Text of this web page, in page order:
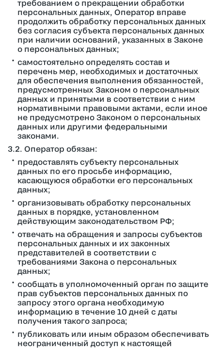
требованием о прекращении обработки
персональных данных, Оператор вправе
продолжить обработку персональных данных
без согласия субъекта персональных данных
при наличии оснований, указанных в Законе
о персональных данных;
самостоятельно определять состав и
перечень мер, необходимых и достаточных
для обеспечения выполнения обязанностей,
предусмотренных Законом о персональных
данных и принятыми в соответствии с ним
нормативными правовыми актами, если иное
не предусмотрено Законом о персональных
данных или другими федеральными
законами.
3.2. Оператор обязан:
предоставлять субъекту персональных
данных по его просьбе информацию,
касающуюся обработки его персональных
данных;
организовывать обработку персональных
данных в порядке, установленном
действующим законодательством РФ;
отвечать на обращения и запросы субъектов
персональных данных и их законных
представителей в соответствии с
требованиями Закона о персональных
данных;
сообщать в уполномоченный орган по защите
прав субъектов персональных данных по
запросу этого органа необходимую
информацию в течение 10 дней с даты
получения такого запроса;
публиковать или иным образом обеспечивать
неограниченный доступ к настоящей